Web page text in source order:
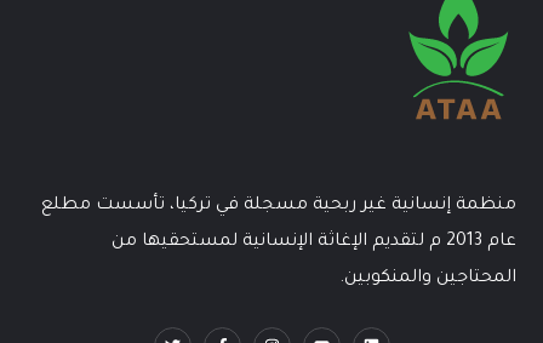
منظمة إنسانية غير ربحية مسجلة في تركيا، تأسست مطلع
عام 2013 م لتقديم الإغاثة الإنسانية لمستحقيها من
المحتاجين والمنكوبين.